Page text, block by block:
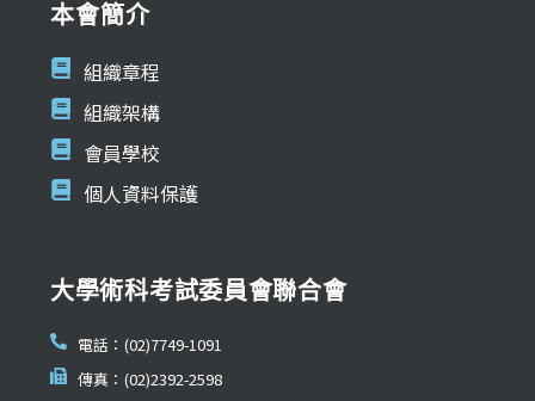
本會簡介
組織章程
組織架構
會員學校
個人資料保護
大學術科考試委員會聯合會
電話：(02)7749-1091
傳真：(02)2392-2598